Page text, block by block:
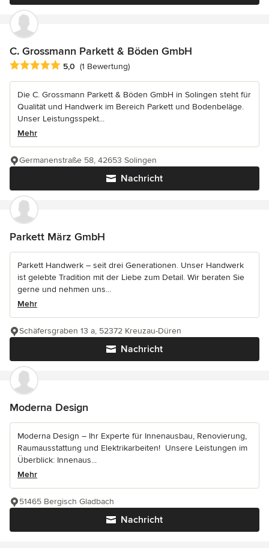
C. Grossmann Parkett & Böden GmbH
Durchschnittliche Bewertung: 5 von 5 Sternen
5,0 (1 Bewertung)
Die C. Grossmann Parkett & Böden GmbH in Solingen steht für
Qualität und Handwerk im Bereich Parkett und Bodenbeläge.
Unser Leistungsspekt...
Mehr
Nachricht
Germanenstraße 58, 42653 Solingen
Parkett März GmbH
Parkett Handwerk – seit drei Generationen. Unser Handwerk
ist gelebte Tradition mit der Liebe zum Detail. Wir beraten Sie
gerne und nehmen uns...
Mehr
Nachricht
Schäfersgraben 13 a, 52372 Kreuzau-Düren
Moderna Design
Moderna Design – Ihr Experte für Innenausbau, Renovierung,
Raumausstattung und Elektrikarbeiten! ️ Unsere Leistungen im
Überblick: Innenaus...
Mehr
Nachricht
51465 Bergisch Gladbach